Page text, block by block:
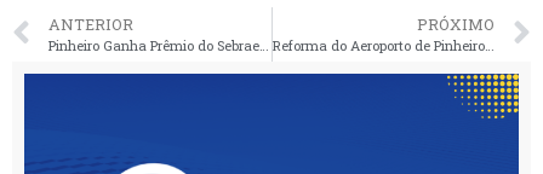
ANTERIOR PRÓXIMO
Reforma do Aeroporto de Pinheiro: Um Sonho em Voo Alto